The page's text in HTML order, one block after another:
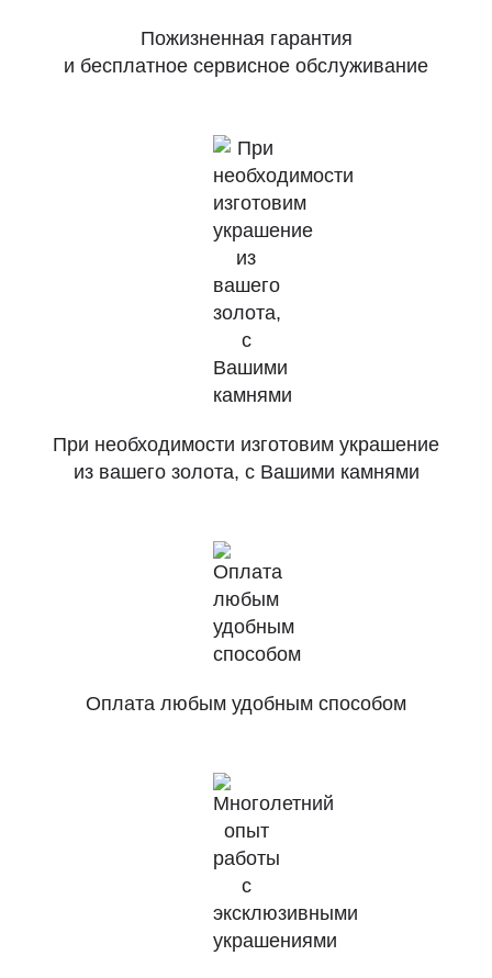
Пожизненная гарантия
и бесплатное сервисное обслуживание
При необходимости изготовим украшение
из вашего золота, с Вашими камнями
Оплата любым удобным способом